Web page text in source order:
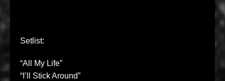
Setlist:
“All My Life”
“I’ll Stick Around”